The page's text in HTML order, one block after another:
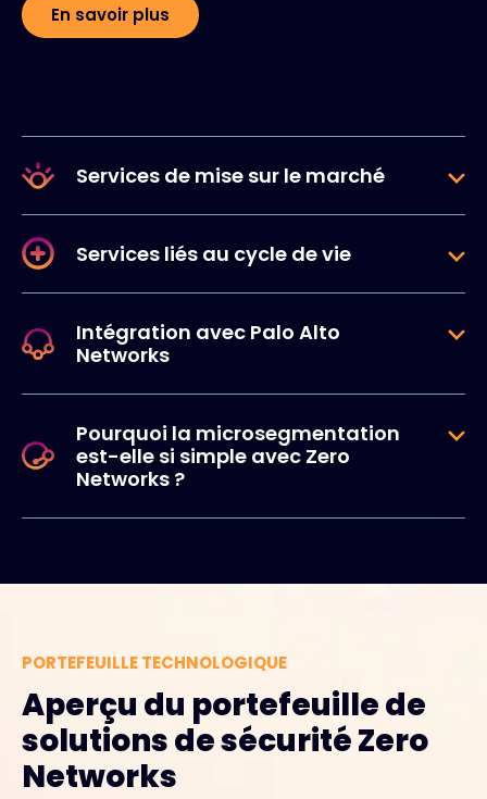
En savoir plus
Services de mise sur le marché
Services liés au cycle de vie
Intégration avec Palo Alto
Networks
Pourquoi la microsegmentation
est-elle si simple avec Zero
Networks ?
PORTEFEUILLE TECHNOLOGIQUE
Aperçu du portefeuille de
solutions de sécurité Zero
Networks